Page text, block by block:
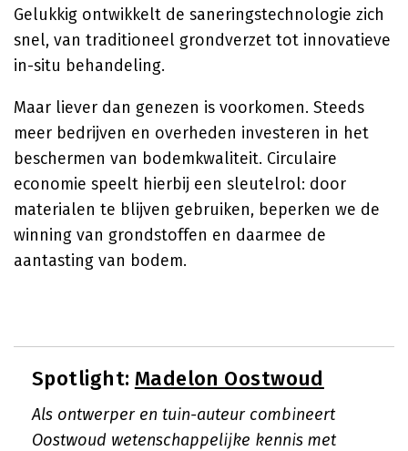
Gelukkig ontwikkelt de saneringstechnologie zich
snel, van traditioneel grondverzet tot innovatieve
in-situ behandeling.
Maar liever dan genezen is voorkomen. Steeds
meer bedrijven en overheden investeren in het
beschermen van bodemkwaliteit. Circulaire
economie speelt hierbij een sleutelrol: door
materialen te blijven gebruiken, beperken we de
winning van grondstoffen en daarmee de
aantasting van bodem.
Spotlight: Madelon Oostwoud
Als ontwerper en tuin-auteur combineert
Oostwoud wetenschappelijke kennis met